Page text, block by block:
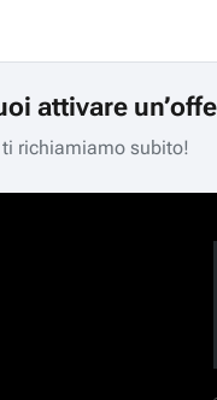
attivare
richiamiamo subito!